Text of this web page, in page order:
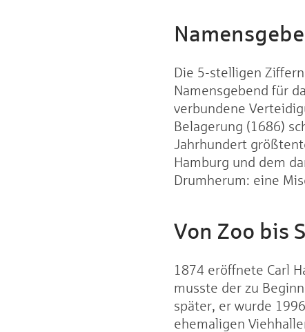
Die 5-stelligen
Namensgebend für
verbundene
Belagerung (1686)
Jahrhundert
Hamburg und dem
Drumherum: eine
Von Zoo bis
1874 eröffnete Carl
musste der zu
später, er wurde
ehemaligen